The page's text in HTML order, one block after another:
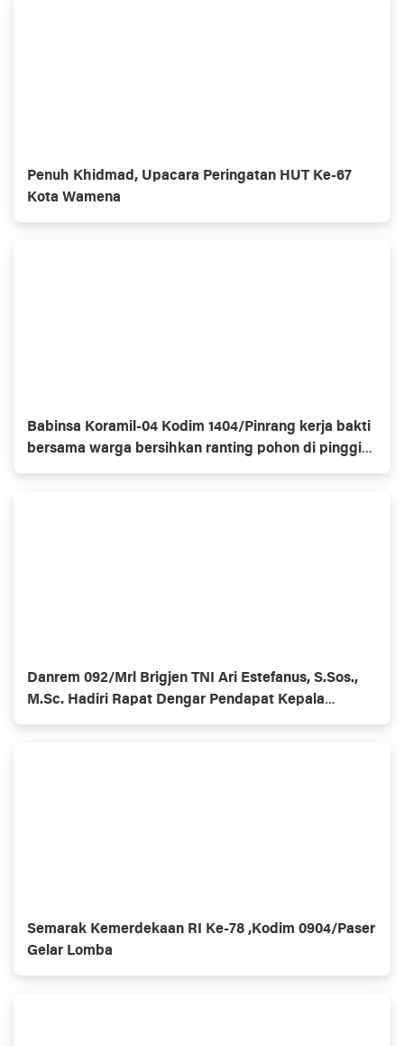
Penuh Khidmad, Upacara Peringatan HUT Ke-67
Kota Wamena
Babinsa Koramil-04 Kodim 1404/Pinrang kerja bakti
bersama warga bersihkan ranting pohon di pinggir
jalan
Danrem 092/Mrl Brigjen TNI Ari Estefanus, S.Sos.,
M.Sc. Hadiri Rapat Dengar Pendapat Kepala
Daerah Se-Provinsi Kalimantan Utara
Semarak Kemerdekaan RI Ke-78 ,Kodim 0904/Paser
Gelar Lomba